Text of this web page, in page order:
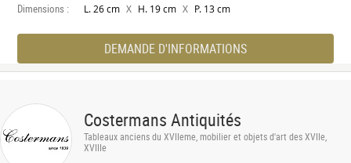
Dimensions : L. 26 cm X H. 19 cm X P. 13 cm
DEMANDE D'INFORMATIONS
Costermans Antiquités
Tableaux anciens du XVIIeme, mobilier et objets d'art des XVIIe,
XVIIIe